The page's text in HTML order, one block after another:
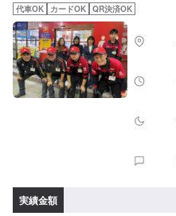
代車OK カードOK QR決済OK
実績金額